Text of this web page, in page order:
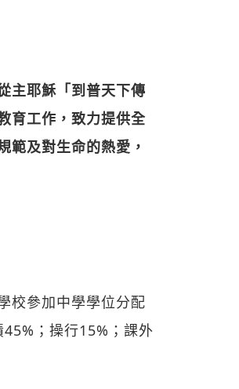
主耶穌「到普天下傳
育工作，致力提供全
範及對生命的熱愛，
校參加中學學位分配
；操行15%；課外